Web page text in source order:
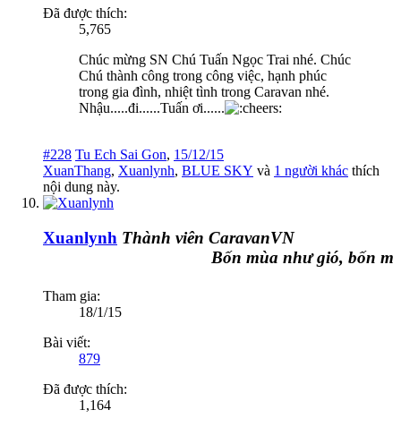
Đã được thích:
5,765
Chúc mừng SN Chú Tuấn Ngọc Trai nhé. Chúc
Chú thành công trong công việc, hạnh phúc
trong gia đình, nhiệt tình trong Caravan nhé.
Nhậu.....đi......Tuấn ơi......
#228 Tu Ech Sai Gon, 15/12/15
XuanThang, Xuanlynh, BLUE SKY và 1 người khác thích
nội dung này.
Xuanlynh Thành viên CaravanVN
Bốn mùa như gió, bốn
Tham gia:
18/1/15
Bài viết:
879
Đã được thích:
1,164